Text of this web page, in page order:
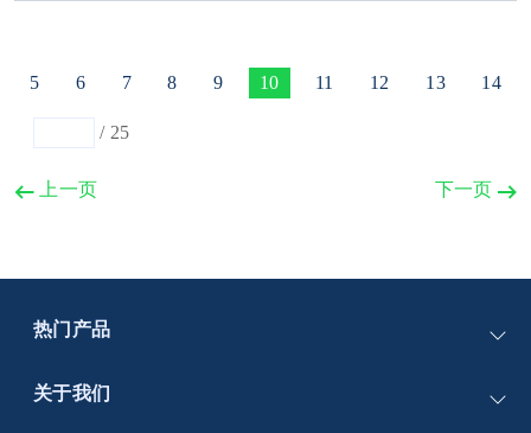
5 6 7 8 9 10 11 12 13 14
/ 25
上一页 下一页
热门产品
PassFab for Word
关于我们